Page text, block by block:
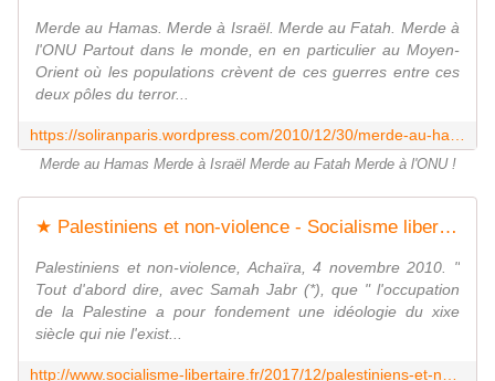
Merde au Hamas. Merde à Israël. Merde au Fatah. Merde à
l'ONU Partout dans le monde, en en particulier au Moyen-
Orient où les populations crèvent de ces guerres entre ces
deux pôles du terror...
Merde au Hamas Merde à Israël Merde au Fatah Merde à l'ONU !
★ Palestiniens et non-violence - Socialisme libertaire
Palestiniens et non-violence, Achaïra, 4 novembre 2010. "
Tout d'abord dire, avec Samah Jabr (*), que " l'occupation
de la Palestine a pour fondement une idéologie du xixe
siècle qui nie l'exist...